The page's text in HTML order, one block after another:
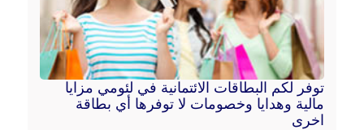
توفر لكم البطاقات الائتمانية في لئومي مزايا
مالية وهدايا وخصومات لا توفرها أي بطاقة
اخرى